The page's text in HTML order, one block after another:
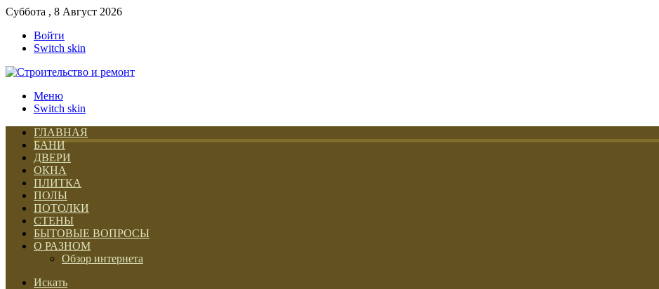
Суббота , 8 Август 2026
Войти
Switch skin
Меню
Switch skin
ГЛАВНАЯ
БАНИ
ДВЕРИ
ОКНА
ПЛИТКА
ПОЛЫ
ПОТОЛКИ
СТЕНЫ
БЫТОВЫЕ ВОПРОСЫ
О РАЗНОМ
Обзор интернета
Искать